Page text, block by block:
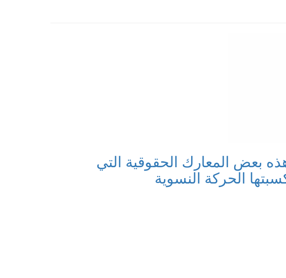
بعض المعارك الحقوقية التي
الحركة النسوية